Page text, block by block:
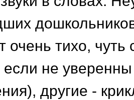
очень тихо,
не
другие -